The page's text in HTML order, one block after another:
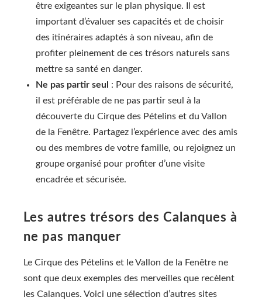
être exigeantes sur le plan physique. Il est
important d’évaluer ses capacités et de choisir
des itinéraires adaptés à son niveau, afin de
profiter pleinement de ces trésors naturels sans
mettre sa santé en danger.
Ne pas partir seul
: Pour des raisons de sécurité,
il est préférable de ne pas partir seul à la
découverte du Cirque des Pételins et du Vallon
de la Fenêtre. Partagez l’expérience avec des amis
ou des membres de votre famille, ou rejoignez un
groupe organisé pour profiter d’une visite
encadrée et sécurisée.
Les autres trésors des Calanques à
ne pas manquer
Le Cirque des Pételins et le Vallon de la Fenêtre ne
sont que deux exemples des merveilles que recèlent
les Calanques. Voici une sélection d’autres sites